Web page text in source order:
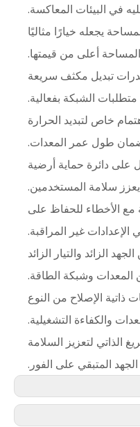
في البيئات المعاكسة.
يجعله خيارًا مثاليًا
أعلى من قيمتها.
تبديل مكثف سريعة
متطلبات الشبكة بفعالية.
خاص لتبديد الحرارة
طول عمر المعدات.
على دائرة حماية أرضية
سلامة المستخدمين.
الأخطاء للحفاظ على
غير المراقبة.
الزائد والتيار الزائد
المعدات وشبكة الطاقة.
ذاتية الإصلاح من النوع
والكفاءة التشغيلية.
الذاتي لتعزيز السلامة
المتبقي على الفور.